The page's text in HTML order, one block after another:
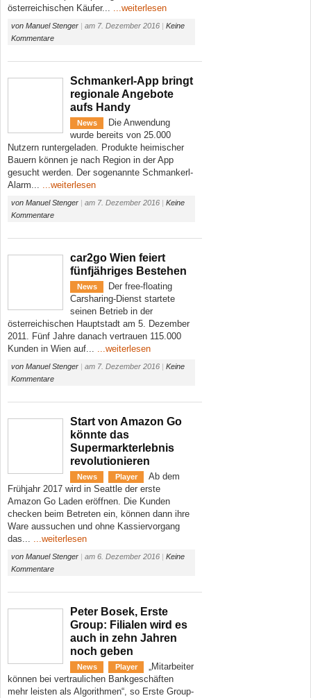
österreichischen Käufer... ...weiterlesen
von Manuel Stenger | am 7. Dezember 2016 | Keine
Kommentare
Schmankerl-App bringt
regionale Angebote
aufs Handy
News
Die Anwendung
wurde bereits von 25.000
Nutzern runtergeladen. Produkte heimischer
Bauern können je nach Region in der App
gesucht werden. Der sogenannte Schmankerl-
Alarm... ...weiterlesen
von Manuel Stenger | am 7. Dezember 2016 | Keine
Kommentare
car2go Wien feiert
fünfjähriges Bestehen
News
Der free-floating
Carsharing-Dienst startete
seinen Betrieb in der
österreichischen Hauptstadt am 5. Dezember
2011. Fünf Jahre danach vertrauen 115.000
Kunden in Wien auf... ...weiterlesen
von Manuel Stenger | am 7. Dezember 2016 | Keine
Kommentare
Start von Amazon Go
könnte das
Supermarkterlebnis
revolutionieren
News Player
Ab dem
Frühjahr 2017 wird in Seattle der erste
Amazon Go Laden eröffnen. Die Kunden
checken beim Betreten ein, können dann ihre
Ware aussuchen und ohne Kassiervorgang
das... ...weiterlesen
von Manuel Stenger | am 6. Dezember 2016 | Keine
Kommentare
Peter Bosek, Erste
Group: Filialen wird es
auch in zehn Jahren
noch geben
News Player
„Mitarbeiter
können bei vertraulichen Bankgeschäften
mehr leisten als Algorithmen“, so Erste Group-